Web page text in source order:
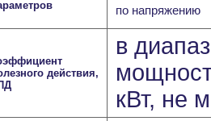
по напряжению
действия,
в
кВт, не